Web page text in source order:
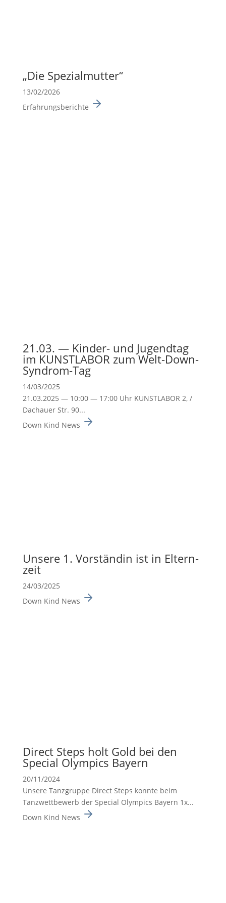
„Die Spezi­al­mutter“
13/02/2026
Erfahrungsberichte
21.03. — Kinder- und Jugendtag
im KUNSTLABOR zum Welt-Down-
Syndrom-Tag
14/03/2025
21.03.2025 — 10:00 — 17:00 Uhr KUNSTLABOR 2, /
Dachauer Str. 90...
Down Kind News
Unsere 1. Vorständin ist in Eltern­
zeit
24/03/2025
Down Kind News
Direct Steps holt Gold bei den
Special Olympics Bayern
20/11/2024
Unsere Tanzgruppe Direct Steps konnte beim
Tanzwett­be­werb der Special Olympics Bayern 1x...
Down Kind News